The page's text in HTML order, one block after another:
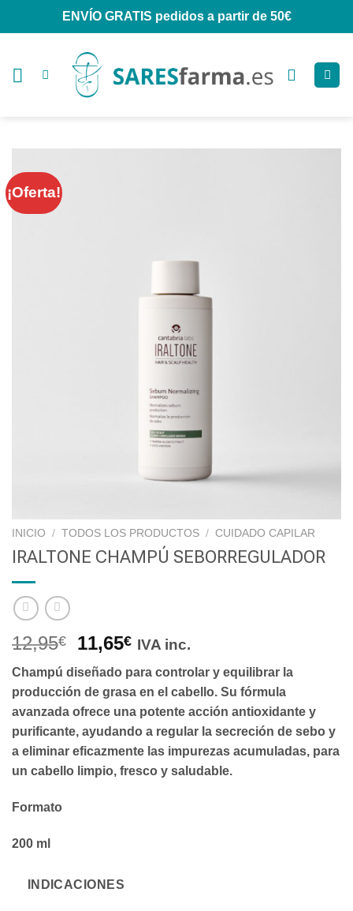
ENVÍO GRATIS pedidos a partir de 50€
¡Oferta!
INICIO / TODOS LOS PRODUCTOS / CUIDADO CAPILAR
IRALTONE CHAMPÚ SEBORREGULADOR
12,95€ 11,65€ IVA inc.
Champú diseñado para controlar y equilibrar la
producción de grasa en el cabello. Su fórmula
avanzada ofrece una potente acción antioxidante y
purificante, ayudando a regular la secreción de sebo y
a eliminar eficazmente las impurezas acumuladas, para
un cabello limpio, fresco y saludable.
Formato
200 ml
INDICACIONES